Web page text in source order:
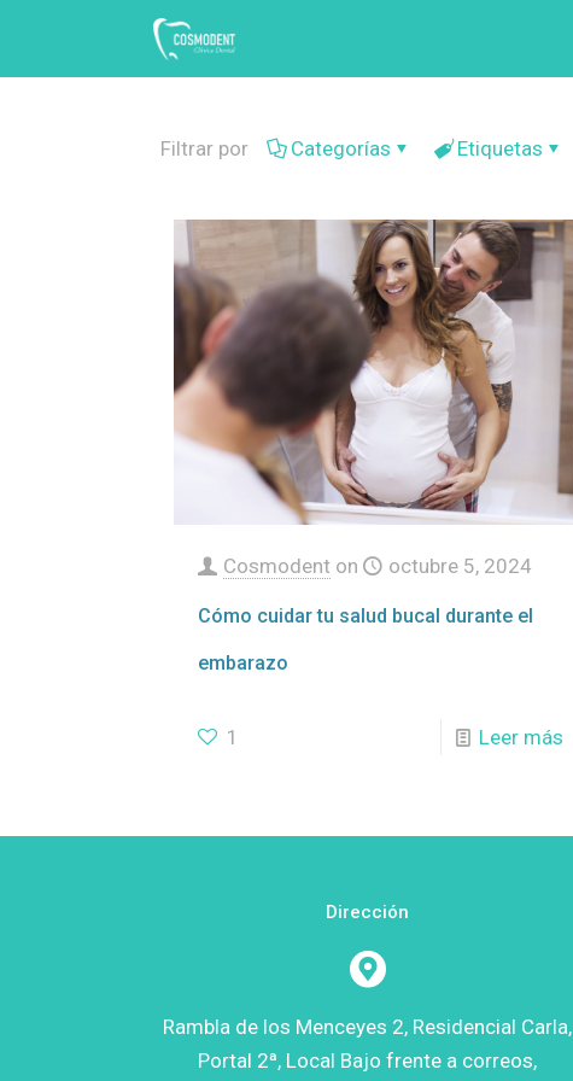
Filtrar por Categorías Etiquetas
Cosmodent on octubre 5, 2024
Cómo cuidar tu salud bucal durante el
embarazo
1 Leer más
Dirección
Rambla de los Menceyes 2, Residencial Carla,
Portal 2ª, Local Bajo frente a correos,